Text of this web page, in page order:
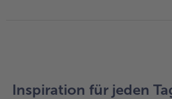
Inspiration für jeden